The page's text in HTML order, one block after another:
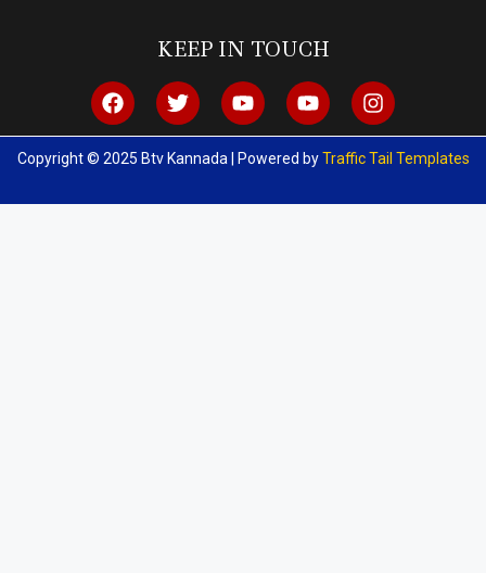
KEEP IN TOUCH
Copyright © 2025 Btv Kannada | Powered byTraffic Tail Templates